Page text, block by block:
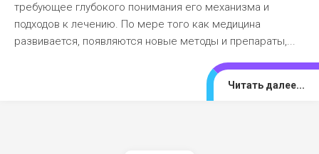
требующее глубокого понимания его механизма и
подходов к лечению. По мере того как медицина
развивается, появляются новые методы и препараты,...
Читать далее...